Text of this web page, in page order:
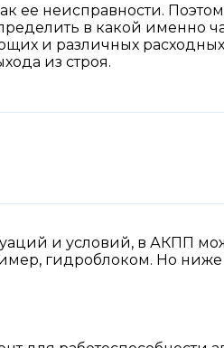
неисправности.
в какой именно
и различных
из строя.
и условий, в АКПП
гидроблоком. Но